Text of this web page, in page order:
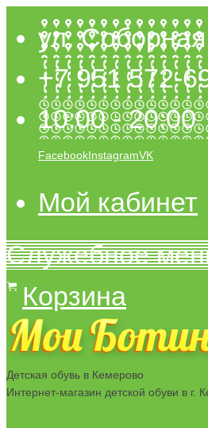
ул.
+7 951 572-
10:00 - 20:00
FacebookInstagramVK
Мой кабинет
Служебное
Корзина
Детская обувь в Кемерово
Интернет-магазин детской обуви в г.